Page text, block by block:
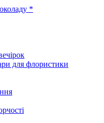
*
для флористики